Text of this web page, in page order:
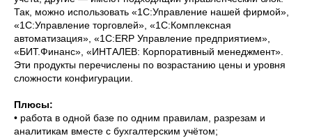
Так, можно использовать «1С:Управление нашей фирмой»,
«1С:Управление торговлей», «1С:Комплексная
автоматизация», «1С:ERP Управление предприятием»,
«БИТ.Финанс», «ИНТАЛЕВ: Корпоративный менеджмент».
Эти продукты перечислены по возрастанию цены и уровня
сложности конфигурации.
Плюсы:
• работа в одной базе по одним правилам, разрезам и
аналитикам вместе с бухгалтерским учётом;